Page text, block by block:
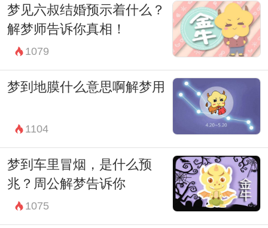
个人情况和经历进行具体分析，不可一概而
论。希望这些解梦的方法能帮助你更好地理
解自己的梦境。
梦见六叔结婚预示着什么？
解梦师告诉你真相！
1079
梦到地膜什么意思啊解梦用
1104
梦到车里冒烟，是什么预
兆？周公解梦告诉你
1075